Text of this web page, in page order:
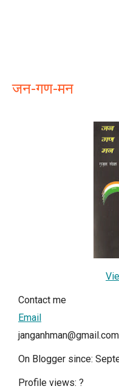
जन-गण-मन
Contact me
Email
janganhman@gmail.com
On Blogger since:
Profile views: ?